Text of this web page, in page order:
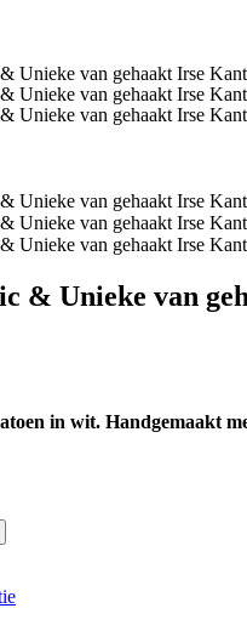
& Unieke van
in wit. Handgemaakt